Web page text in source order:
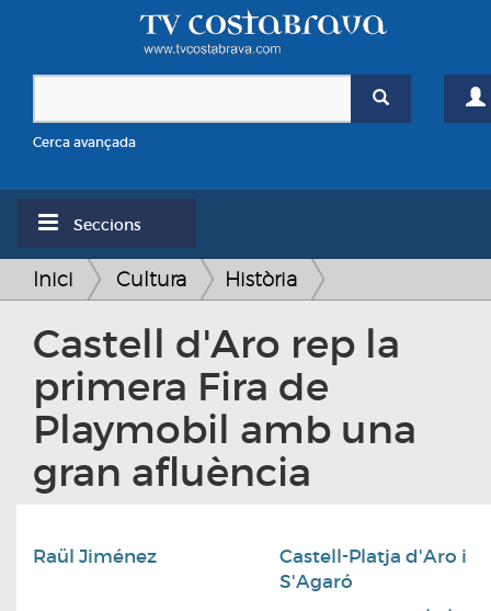
Cerca avançada
Seccions
Inici Cultura Història
Castell d'Aro rep la
primera Fira de
Playmobil amb una
gran afluència
Raül Jiménez
Castell-Platja d'Aro i
S'Agaró